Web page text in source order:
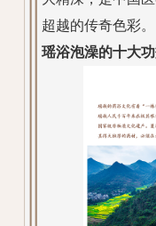
超越的传奇色彩。
瑶浴泡澡的十大功